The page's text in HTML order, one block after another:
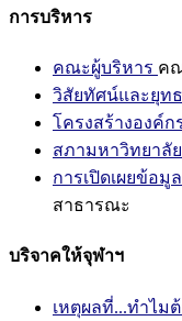
การบริหาร
คณะผู้บริหาร ค
วิสัยทัศน์และยุท
โครงสร้างองค์ก
สภามหาวิทยาลัย
การเปิดเผยข้อมู
สาธารณะ
บริจาคให้จุฬาฯ
เหตุผลที่...ทำไม